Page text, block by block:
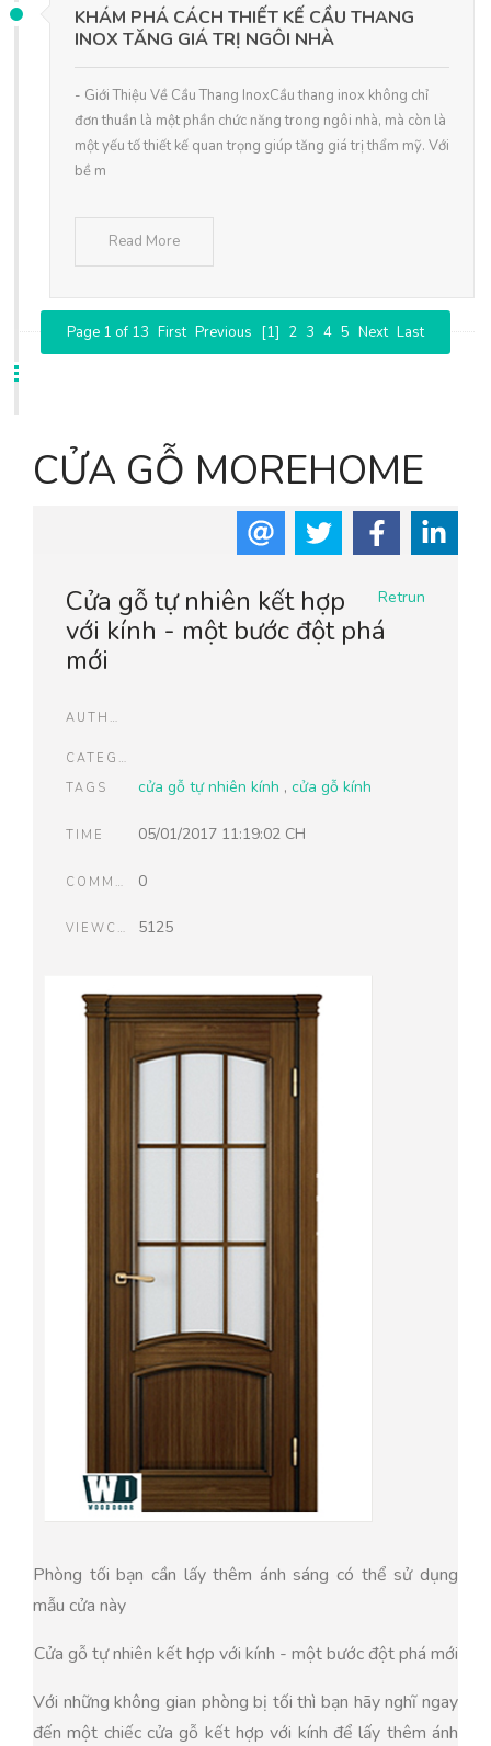
KHÁM PHÁ CÁCH THIẾT KẾ CẦU THANG
INOX TĂNG GIÁ TRỊ NGÔI NHÀ
- Giới Thiệu Về Cầu Thang InoxCầu thang inox không chỉ
đơn thuần là một phần chức năng trong ngôi nhà, mà còn là
một yếu tố thiết kế quan trọng giúp tăng giá trị thẩm mỹ. Với
bề m
Read More
Page 1 of 13 First Previous [1] 2 3 4 5 Next Last
CỬA GỖ MOREHOME
Retrun
Cửa gỗ tự nhiên kết hợp
với kính - một bước đột phá
mới
AUTHOR
CATEGORIES
TAGS
cửa gỗ tự nhiên kính , cửa gỗ kính
TIME 05/01/2017 11:19:02 CH
COMMENTS 0
VIEWCOUNT 5125
Phòng tối bạn cần lấy thêm ánh sáng có thể sử dụng
mẫu cửa này
Cửa gỗ tự nhiên kết hợp với kính - một bước đột phá mới
Với những không gian phòng bị tối thì bạn hãy nghĩ ngay
đến một chiếc cửa gỗ kết hợp với kính để lấy thêm ánh